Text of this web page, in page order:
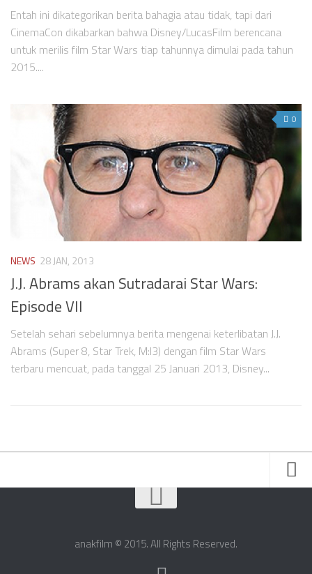
Entah ini dikategorikan berita bahagia atau tidak, tapi dari
CinemaCon dikabarkan bahwa Disney/LucasFilm berencana
untuk merilis film Star Wars tiap tahunnya dimulai pada tahun
2015....
0
NEWS 28 JAN, 2013
J.J. Abrams akan Sutradarai Star Wars:
Episode VII
Setelah sehari sebelumnya berita mengenai keterlibatan J.J.
Abrams (Super 8, Star Trek, M:I3) dengan film Star Wars
terbaru mencuat, pada tanggal 25 Januari 2013, Disney...
anakfilm © 2015. All Rights Reserved.